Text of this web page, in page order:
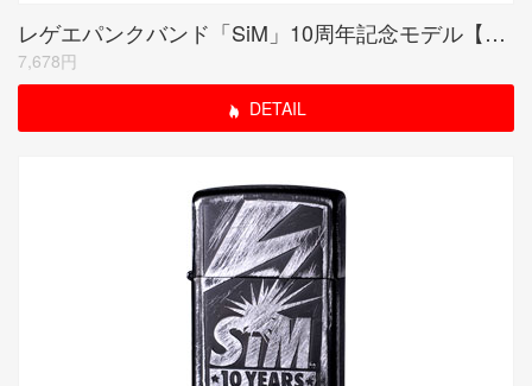
レゲエパンクバンド「SiM」10周年記念モデル【10YEARS】ミラーブラック
7,678円
DETAIL